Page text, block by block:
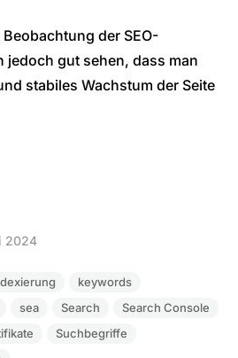
der SEO-
jedoch gut sehen, dass man
stabiles Wachstum der Seite
2024
keywords
sea Search
Search Console
Suchbegriffe